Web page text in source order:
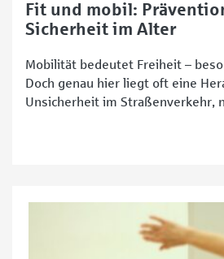
Fit und mobil:
Sicherheit im Alter
Mobilität bedeutet Freiheit –
Doch genau hier liegt oft eine
Unsicherheit im Straßenverkehr,
können zur Belastung werden.
besonderen Veranstaltung am